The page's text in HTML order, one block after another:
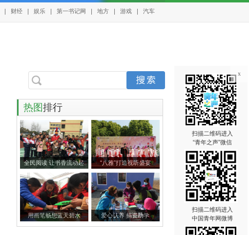
财经 娱乐 第一书记网 地方 游戏 汽车
热图排行
全民阅读 让书香流动起 “八雅”打造视听盛宴
用画笔畅想蓝天碧水 爱心认养 捐资助学
扫描二维码进入
“青年之声”微信
扫描二维码进入
中国青年网微博
x